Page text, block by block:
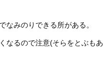
なみのりできる所がある。
なるので注意(そらをとぶもあ